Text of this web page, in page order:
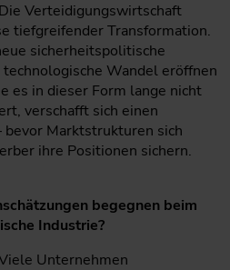
Die Verteidigungswirtschaft
tiefgreifender Transformation.
sicherheitspolitische
Wandel eröffnen
es in dieser Form lange nicht
verschafft sich einen
bevor Marktstrukturen sich
ihre Positionen sichern.
begegnen beim
Industrie?
Unternehmen